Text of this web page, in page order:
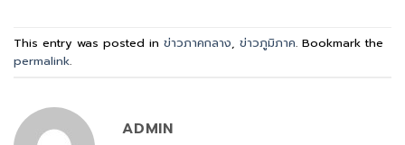
This entry was posted in ข่าวภาคกลาง, ข่าวภูมิภาค. Bookmark the
permalink.
ADMIN